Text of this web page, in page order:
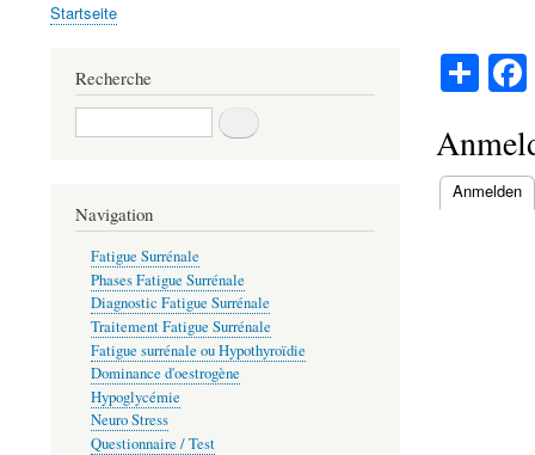
Breadcrumb
Startseite
S
ha
re
Primary
Anmelden
Recherche
Recherche
Navigation
Fatigue Surrénale
Phases Fatigue Surrénale
Diagnostic Fatigue Surrénale
Traitement Fatigue Surrénale
Fatigue surrénale ou Hypothyroïdie
Dominance d'oestrogène
Hypoglycémie
Neuro Stress
Questionnaire / Test